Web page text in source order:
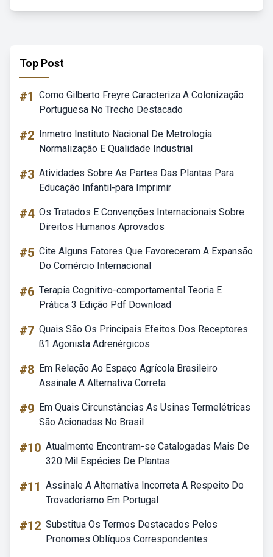
Top Post
#1 Como Gilberto Freyre Caracteriza A Colonização
Portuguesa No Trecho Destacado
#2 Inmetro Instituto Nacional De Metrologia
Normalização E Qualidade Industrial
#3 Atividades Sobre As Partes Das Plantas Para
Educação Infantil-para Imprimir
#4 Os Tratados E Convenções Internacionais Sobre
Direitos Humanos Aprovados
#5 Cite Alguns Fatores Que Favoreceram A Expansão
Do Comércio Internacional
#6 Terapia Cognitivo-comportamental Teoria E
Prática 3 Edição Pdf Download
#7 Quais São Os Principais Efeitos Dos Receptores
ß1 Agonista Adrenérgicos
#8 Em Relação Ao Espaço Agrícola Brasileiro
Assinale A Alternativa Correta
#9 Em Quais Circunstâncias As Usinas Termelétricas
São Acionadas No Brasil
#10 Atualmente Encontram-se Catalogadas Mais De
320 Mil Espécies De Plantas
#11 Assinale A Alternativa Incorreta A Respeito Do
Trovadorismo Em Portugal
#12 Substitua Os Termos Destacados Pelos
Pronomes Oblíquos Correspondentes